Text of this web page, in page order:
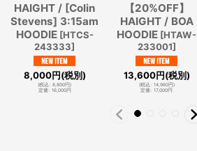
HAIGHT / [Colin
Stevens] 3:15am
HOODIE [HTCS-
243333]
8,000円(税別)
(税込: 8,800円)
定価: 16,000円
【20%OFF】
HAIGHT / BOA
HOODIE [HTAW-
233001]
13,600円(税別)
(税込: 14,960円)
定価: 17,000円